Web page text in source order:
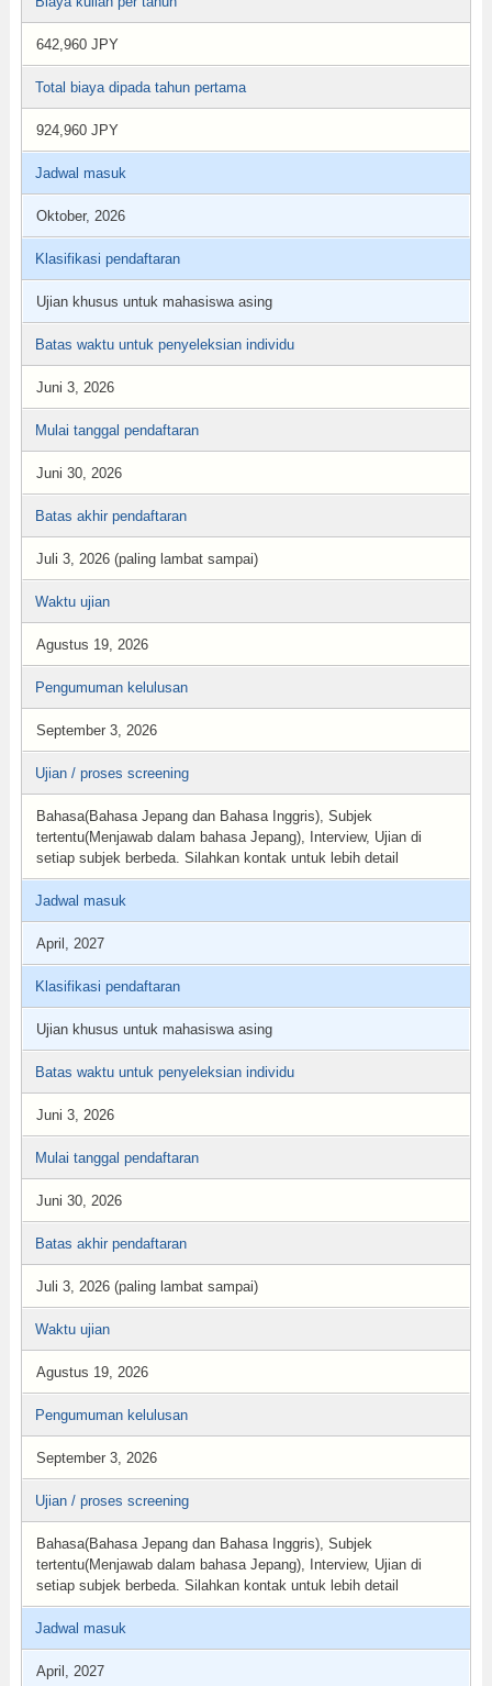
642,960 JPY
Total biaya dipada tahun pertama
924,960 JPY
Jadwal masuk
Oktober, 2026
Klasifikasi pendaftaran
Ujian khusus untuk mahasiswa asing
Batas waktu untuk penyeleksian individu
Juni 3, 2026
Mulai tanggal pendaftaran
Juni 30, 2026
Batas akhir pendaftaran
Juli 3, 2026 (paling lambat sampai)
Waktu ujian
Agustus 19, 2026
Pengumuman kelulusan
September 3, 2026
Ujian / proses screening
Bahasa(Bahasa Jepang dan Bahasa Inggris), Subjek
tertentu(Menjawab dalam bahasa Jepang), Interview, Ujian di
setiap subjek berbeda. Silahkan kontak untuk lebih detail
Jadwal masuk
April, 2027
Klasifikasi pendaftaran
Ujian khusus untuk mahasiswa asing
Batas waktu untuk penyeleksian individu
Juni 3, 2026
Mulai tanggal pendaftaran
Juni 30, 2026
Batas akhir pendaftaran
Juli 3, 2026 (paling lambat sampai)
Waktu ujian
Agustus 19, 2026
Pengumuman kelulusan
September 3, 2026
Ujian / proses screening
Bahasa(Bahasa Jepang dan Bahasa Inggris), Subjek
tertentu(Menjawab dalam bahasa Jepang), Interview, Ujian di
setiap subjek berbeda. Silahkan kontak untuk lebih detail
Jadwal masuk
April, 2027